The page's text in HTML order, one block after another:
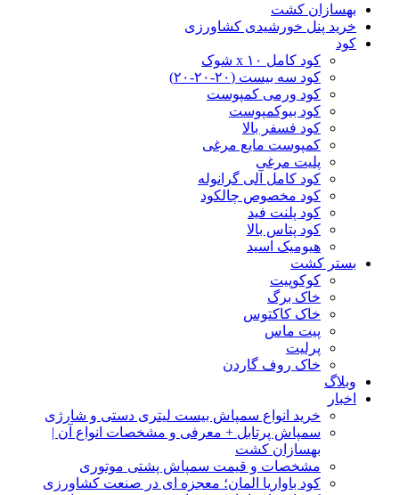
بهسازان کشت
خرید پنل خورشیدی کشاورزی
کود
کود کامل ۱۰ x شوک
کود سه بیست (۲۰-۲۰-۲۰)
کود ورمی کمپوست
کود بیوکمپوست
کود فسفر بالا
کمپوست مایع مرغی
پلیت مرغی
کود کامل آلی گرانوله
کود مخصوص چالکود
کود پلنت فید
کود پتاس بالا
هیومیک اسید
بستر کشت
کوکوپیت
خاک برگ
خاک کاکتوس
پیت ماس
پرلیت
خاک روف گاردن
وبلاگ
اخبار
خرید انواع سمپاش بیست لیتری دستی و شارژی
سمپاش پرتابل + معرفی و مشخصات انواع آن |
بهسازان کشت
مشخصات و قیمت سمپاش پشتی موتوری
کود باواریا المان؛ معجزه ای در صنعت کشاورزی